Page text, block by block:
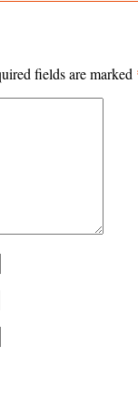
fields are marked